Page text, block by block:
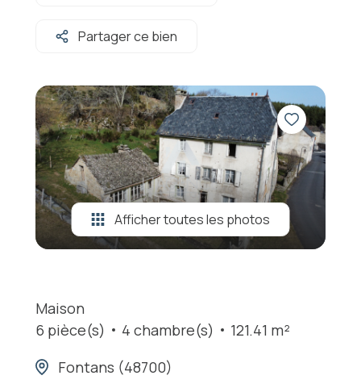
Florac
contactPartager ce bien
Afficher toutes les photos
Maison
6 pièce(s)
4 chambre(s)
121.41 m²
Fontans (48700)